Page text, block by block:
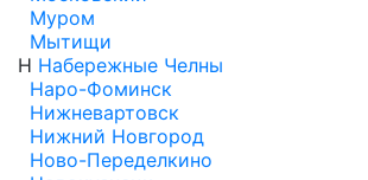
Муром
Мытищи
Н Набережные Челны
Наро-Фоминск
Нижневартовск
Нижний Новгород
Ново-Переделкино